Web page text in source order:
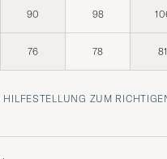
90 98
76 78 81
ZUM RICHTIGEN